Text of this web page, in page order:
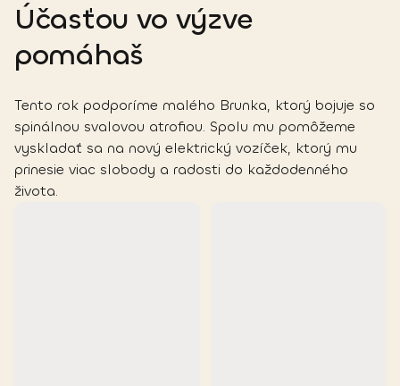
Účasťou vo výzve
pomáhaš
Tento rok podporíme malého Brunka, ktorý bojuje so
spinálnou svalovou atrofiou. Spolu mu pomôžeme
vyskladať sa na nový elektrický vozíček, ktorý mu
prinesie viac slobody a radosti do každodenného
života.